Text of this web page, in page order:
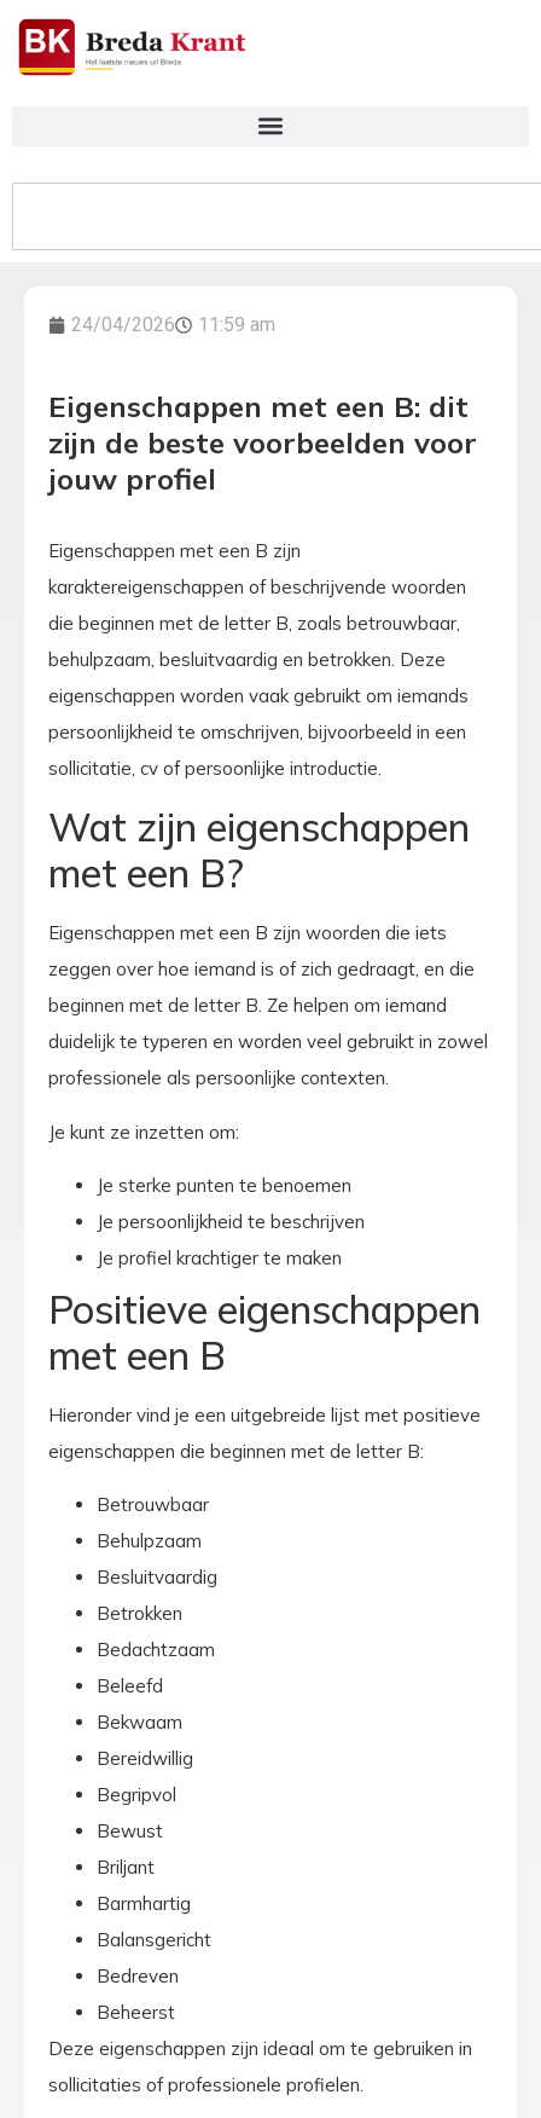
24/04/2026 11:59 am
Eigenschappen met een B: dit
zijn de beste voorbeelden voor
jouw profiel
Eigenschappen met een B zijn
karaktereigenschappen of beschrijvende woorden
die beginnen met de letter B, zoals betrouwbaar,
behulpzaam, besluitvaardig en betrokken. Deze
eigenschappen worden vaak gebruikt om iemands
persoonlijkheid te omschrijven, bijvoorbeeld in een
sollicitatie, cv of persoonlijke introductie.
Wat zijn eigenschappen
met een B?
Eigenschappen met een B zijn woorden die iets
zeggen over hoe iemand is of zich gedraagt, en die
beginnen met de letter B. Ze helpen om iemand
duidelijk te typeren en worden veel gebruikt in zowel
professionele als persoonlijke contexten.
Je kunt ze inzetten om:
Je sterke punten te benoemen
Je persoonlijkheid te beschrijven
Je profiel krachtiger te maken
Positieve eigenschappen
met een B
Hieronder vind je een uitgebreide lijst met positieve
eigenschappen die beginnen met de letter B:
Betrouwbaar
Behulpzaam
Besluitvaardig
Betrokken
Bedachtzaam
Beleefd
Bekwaam
Bereidwillig
Begripvol
Bewust
Briljant
Barmhartig
Balansgericht
Bedreven
Beheerst
Deze eigenschappen zijn ideaal om te gebruiken in
sollicitaties of professionele profielen.